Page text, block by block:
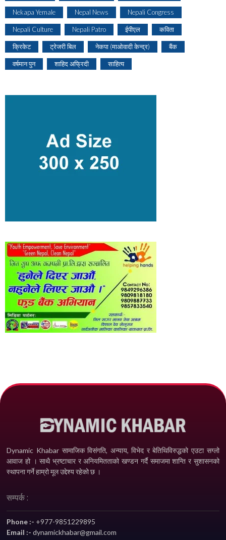
Nekapa Yemale Nepal News Nepali Congress
Nepali Culture Nepali Patro ईपीएल कविता
क्रिकेट ट्रेजरी बिल नेकपा (माओवादी केन्द्र) बैंक
वर्षमान पुन शाहिद अफ्रिदी साहित्य
Dynamic Khabar सामाजिक विसंगति, अन्याय, विभेद­ र बेतिथिविरुद्धको एउटा सग्लो
आवाज हो । साथै भ्रष्टाचार र अनियमितताको खण्डन गर्दै समाजमा शान्ति र सुशासनको
स्थापना गर्ने हाम्रो मूल उद्देश्य रहेको छ ।
सम्पर्क :
Phone :- +977-9851229895
Email :-dynamickhabar@gmail.com